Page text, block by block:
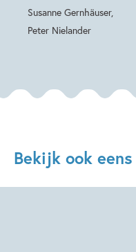
Susanne Gernhäuser,
Peter Nielander
Bekijk ook eens